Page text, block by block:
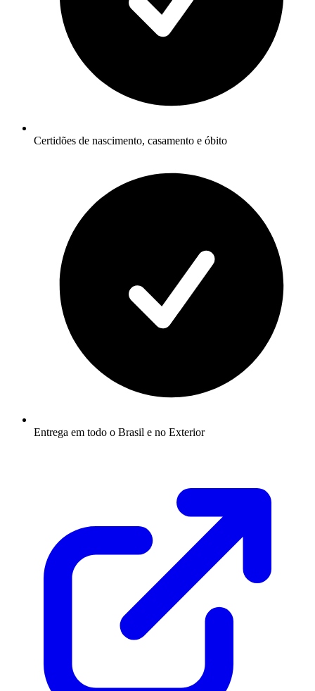
Certidões de nascimento, casamento e óbito
Entrega em todo o Brasil e no Exterior